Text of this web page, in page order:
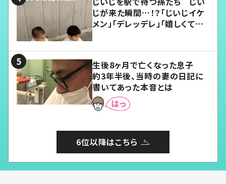
じが来た瞬間…！？「じいじイケ
メン」「デレッデレ」「嬉しくて可
生後8ヶ月で亡くなった息子
約3年半後、当時の妻の日記に
書いてあった本音とは
6位以降はこちら